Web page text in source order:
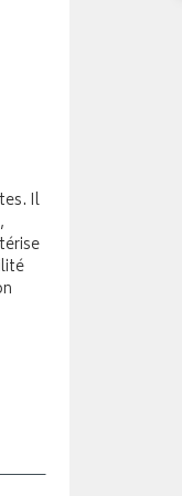
Il